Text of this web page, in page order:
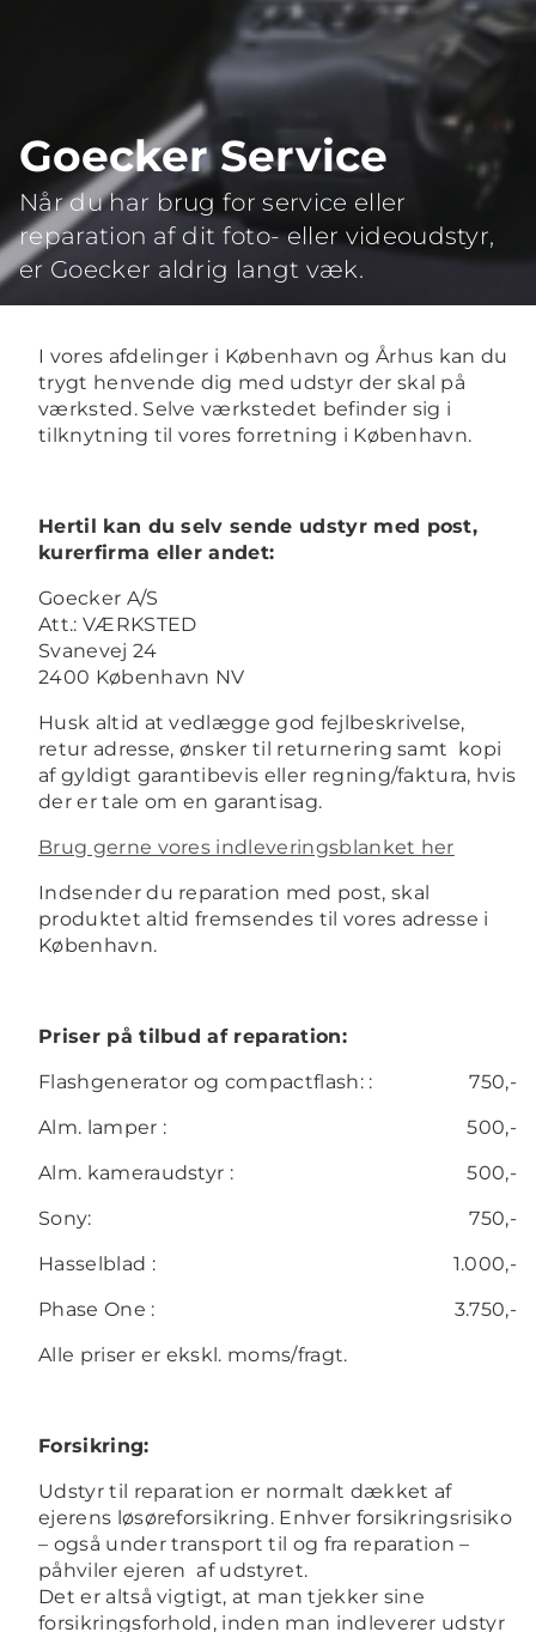
Goecker Service
Når du har brug for service eller
reparation af dit foto- eller videoudstyr,
er Goecker aldrig langt væk.
I vores afdelinger i København og Århus kan du
trygt henvende dig med udstyr der skal på
værksted. Selve værkstedet befinder sig i
tilknytning til vores forretning i København.
Hertil kan du selv sende udstyr med post,
kurerfirma eller andet:
Goecker A/S
Att.: VÆRKSTED
Svanevej 24
2400 København NV
Husk altid at vedlægge god fejlbeskrivelse,
retur adresse, ønsker til returnering samt kopi
af gyldigt garantibevis eller regning/faktura, hvis
der er tale om en garantisag.
Brug gerne vores indleveringsblanket her
Indsender du reparation med post, skal
produktet altid fremsendes til vores adresse i
København.
Priser på tilbud af reparation:
Flashgenerator og compactflash: :
750,-
Alm. lamper :
500,-
Alm. kameraudstyr :
500,-
Sony:
750,-
Hasselblad :
1.000,-
Phase One :
3.750,-
Alle priser er ekskl. moms/fragt.
Forsikring:
Udstyr til reparation er normalt dækket af
ejerens løsøreforsikring. Enhver forsikringsrisiko
– også under transport til og fra reparation –
påhviler ejeren af udstyret.
Det er altså vigtigt, at man tjekker sine
forsikringsforhold, inden man indleverer udstyr